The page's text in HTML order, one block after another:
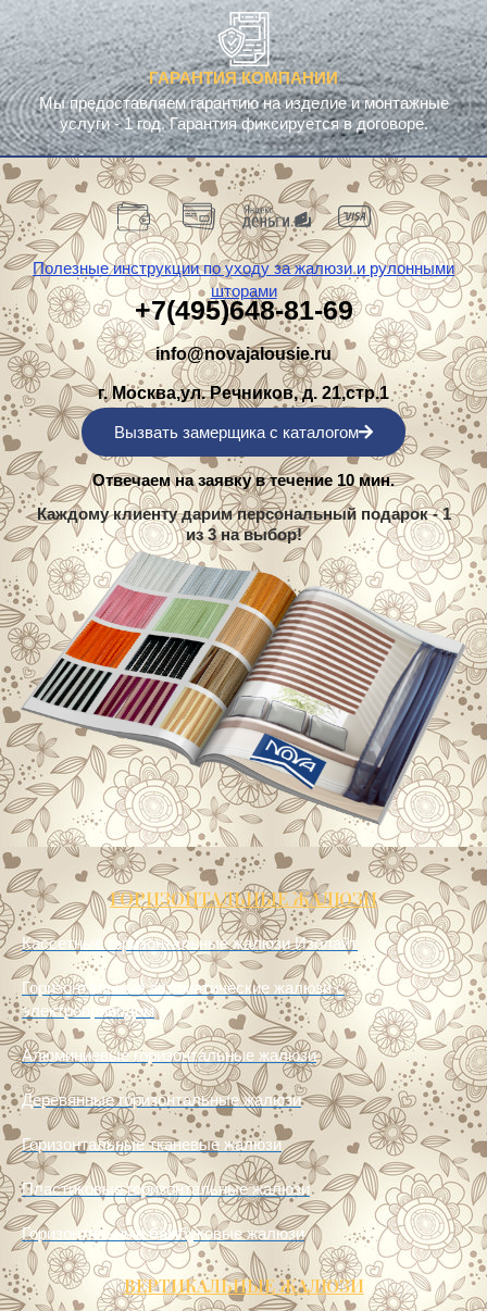
ГАРАНТИЯ КОМПАНИИ
Мы предоставляем гарантию на изделие и монтажные
услуги - 1 год. Гарантия фиксируется в договоре.
Полезные инструкции по уходу за жалюзи и рулонными
шторами
+7(495)648-81-69
info@novajalousie.ru
г. Москва,ул. Речников, д. 21,стр.1
Вызвать замерщика с каталогом
Отвечаем на заявку в течение 10 мин.
Каждому клиенту дарим персональный подарок - 1
из 3 на выбор!
ГОРИЗОНТАЛЬНЫЕ ЖАЛЮЗИ
Кассетные горизонтальные жалюзи Изолайт
Горизонтальные автоматические жалюзи с
электроприводом
Алюминиевые горизонтальные жалюзи
Деревянные горизонтальные жалюзи
Горизонтальные тканевые жалюзи
Пластиковые горизонтальные жалюзи
Горизонтальные бамбуковые жалюзи
ВЕРТИКАЛЬНЫЕ ЖАЛЮЗИ